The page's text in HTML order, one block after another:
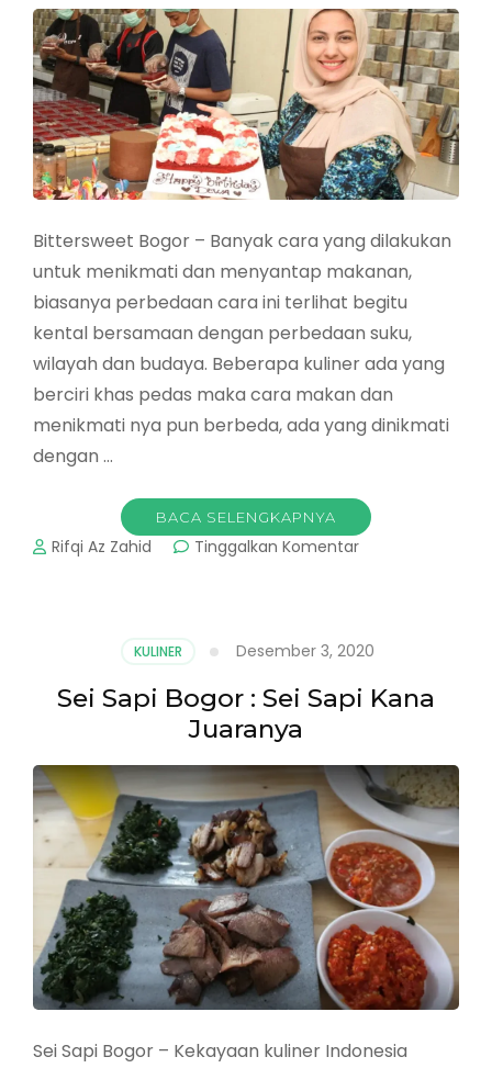
Bittersweet Bogor – Banyak cara yang dilakukan
untuk menikmati dan menyantap makanan,
biasanya perbedaan cara ini terlihat begitu
kental bersamaan dengan perbedaan suku,
wilayah dan budaya. Beberapa kuliner ada yang
berciri khas pedas maka cara makan dan
menikmati nya pun berbeda, ada yang dinikmati
dengan …
BACA SELENGKAPNYA
Rifqi Az Zahid Tinggalkan Komentarpada
:
Sudahkah
Anda
KULINER Desember 3, 2020
Sei Sapi Bogor : Sei Sapi Kana
Juaranya
Sei Sapi Bogor – Kekayaan kuliner Indonesia